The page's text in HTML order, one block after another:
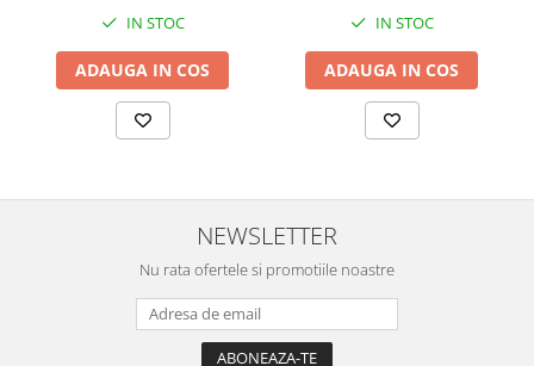
IN STOC
ADAUGA IN COS
IN STOC
ADAUGA IN COS
NEWSLETTER
Nu rata ofertele si promotiile noastre